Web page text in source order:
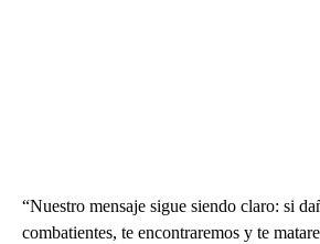
“Nuestro mensaje sigue siendo claro: si
combatientes, te encontraremos y te